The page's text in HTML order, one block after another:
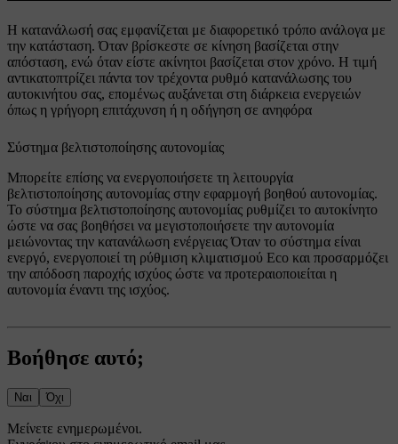
Η κατανάλωσή σας εμφανίζεται με διαφορετικό τρόπο ανάλογα με
την κατάσταση. Όταν βρίσκεστε σε κίνηση βασίζεται στην
απόσταση, ενώ όταν είστε ακίνητοι βασίζεται στον χρόνο. Η τιμή
αντικατοπτρίζει πάντα τον τρέχοντα ρυθμό κατανάλωσης του
αυτοκινήτου σας, επομένως αυξάνεται στη διάρκεια ενεργειών
όπως η γρήγορη επιτάχυνση ή η οδήγηση σε ανηφόρα
Σύστημα βελτιστοποίησης αυτονομίας
Μπορείτε επίσης να ενεργοποιήσετε τη λειτουργία
βελτιστοποίησης αυτονομίας στην εφαρμογή βοηθού αυτονομίας.
Το σύστημα βελτιστοποίησης αυτονομίας ρυθμίζει το αυτοκίνητο
ώστε να σας βοηθήσει να μεγιστοποιήσετε την αυτονομία
μειώνοντας την κατανάλωση ενέργειας Όταν το σύστημα είναι
ενεργό, ενεργοποιεί τη ρύθμιση κλιματισμού Eco και προσαρμόζει
την απόδοση παροχής ισχύος ώστε να προτεραιοποιείται η
αυτονομία έναντι της ισχύος.
Βοήθησε αυτό;
Ναι Όχι